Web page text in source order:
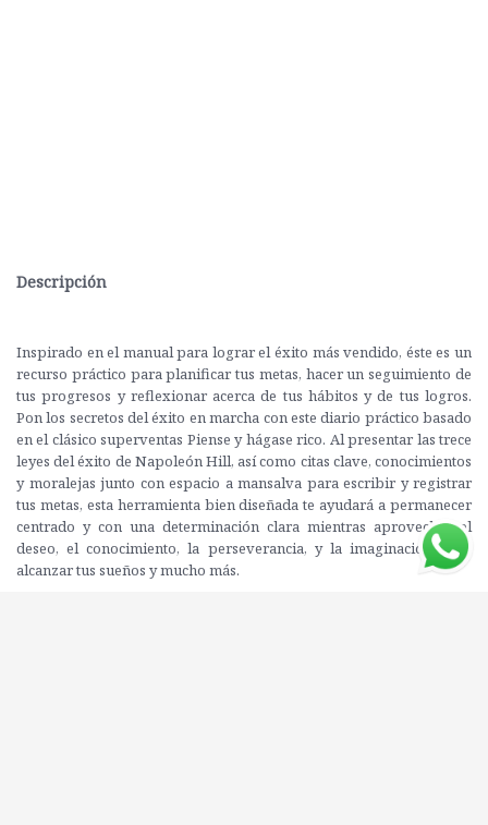
Descripción
Inspirado en el manual para lograr el éxito más vendido, éste es un
recurso práctico para planificar tus metas, hacer un seguimiento de
tus progresos y reflexionar acerca de tus hábitos y de tus logros.
Pon los secretos del éxito en marcha con este diario práctico basado
en el clásico superventas Piense y hágase rico. Al presentar las trece
leyes del éxito de Napoleón Hill, así como citas clave, conocimientos
y moralejas junto con espacio a mansalva para escribir y registrar
tus metas, esta herramienta bien diseñada te ayudará a permanecer
centrado y con una determinación clara mientras aprovechas el
deseo, el conocimiento, la perseverancia, y la imaginación para
alcanzar tus sueños y mucho más.